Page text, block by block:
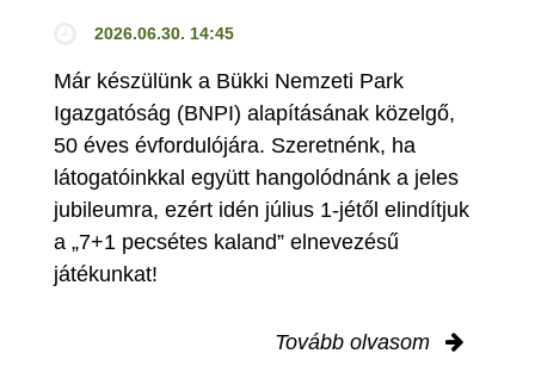
2026.06.30. 14:45
Már készülünk a Bükki Nemzeti Park
Igazgatóság (BNPI) alapításának közelgő,
50 éves évfordulójára. Szeretnénk, ha
látogatóinkkal együtt hangolódnánk a jeles
jubileumra, ezért idén július 1-jétől elindítjuk
a „7+1 pecsétes kaland” elnevezésű
játékunkat!
Tovább olvasom